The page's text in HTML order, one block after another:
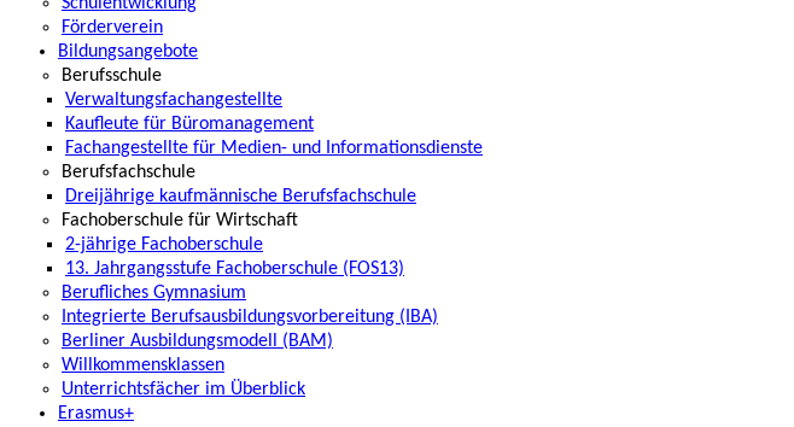
Förderverein
Bildungsangebote
Berufsschule
Verwaltungsfachangestellte
Kaufleute für Büromanagement
Fachangestellte für Medien- und Informationsdienste
Berufsfachschule
Dreijährige kaufmännische Berufsfachschule
Fachoberschule für Wirtschaft
2-jährige Fachoberschule
13. Jahrgangsstufe Fachoberschule (FOS13)
Berufliches Gymnasium
Integrierte Berufsausbildungsvorbereitung (IBA)
Berliner Ausbildungsmodell (BAM)
Willkommensklassen
Unterrichtsfächer im Überblick
Erasmus+